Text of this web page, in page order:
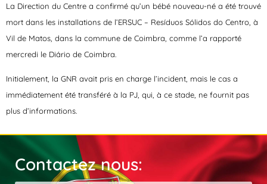
La Direction du Centre a confirmé qu’un bébé nouveau-né a été trouvé
mort dans les installations de l’ERSUC – Resíduos Sólidos do Centro, à
Vil de Matos, dans la commune de Coimbra, comme l’a rapporté
mercredi le Diário de Coimbra.
Initialement, la GNR avait pris en charge l’incident, mais le cas a
immédiatement été transféré à la PJ, qui, à ce stade, ne fournit pas
plus d’informations.
Contactez nous: